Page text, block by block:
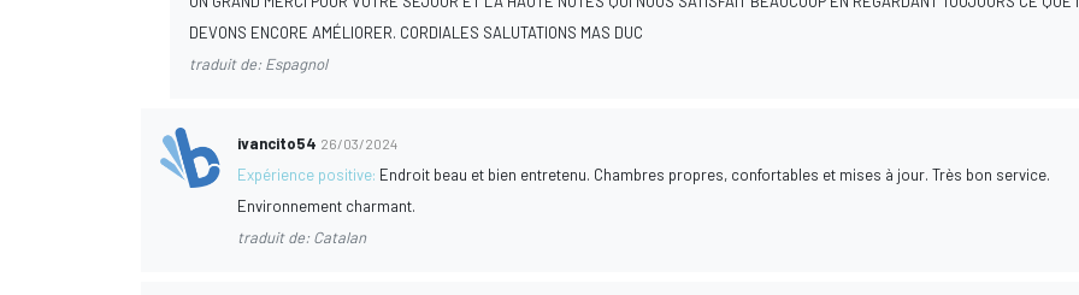
DEVONS ENCORE AMÉLIORER. CORDIALES SALUTATIONS MAS DUC
traduit de: Espagnol
ivancito54 26/03/2024
Expérience positive: Endroit beau et bien entretenu. Chambres propres, confortables et mises à jour. Très bon service.
Environnement charmant.
traduit de: Catalan